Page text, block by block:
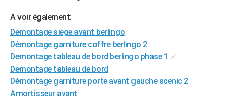
Art de vivre
Bien-être
Loisirs
ModeModes de vie
SANTE
Alimentation
Guide de la santé
Maladies
Médicaments
Sommeil
Destinations
City break
Voyage nature
Voyage de noces
Forum
Climat
PHOTO
GUIDES D'ACHAT
A voir également:
Demontage siege avant berlingo
Démontage garniture coffre berlingo 2
Demontage tableau de bord berlingo phase 1 ✓
Demontage tableau de bord
Démontage garniture porte avant gauche scenic 2
Amortisseur avant